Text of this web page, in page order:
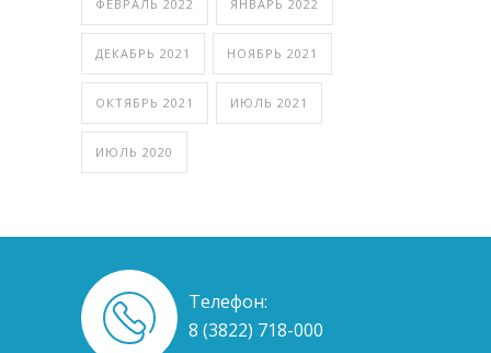
ФЕВРАЛЬ 2022 ЯНВАРЬ 2022
ДЕКАБРЬ 2021 НОЯБРЬ 2021
ОКТЯБРЬ 2021 ИЮЛЬ 2021
ИЮЛЬ 2020
Телефон:
8 (3822) 718-000